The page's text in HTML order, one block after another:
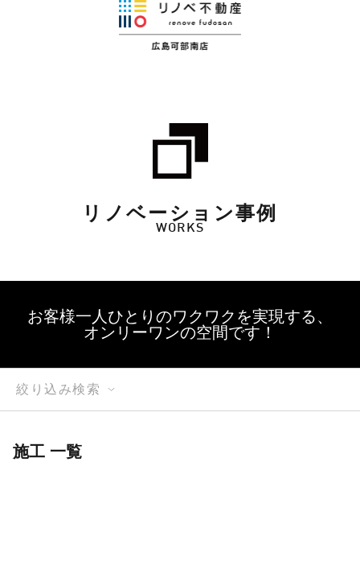
リノベーション事例
WORKS
お客様一人ひとりのワクワクを実現する、
オンリーワンの空間です！
絞り込み検索
施工 一覧